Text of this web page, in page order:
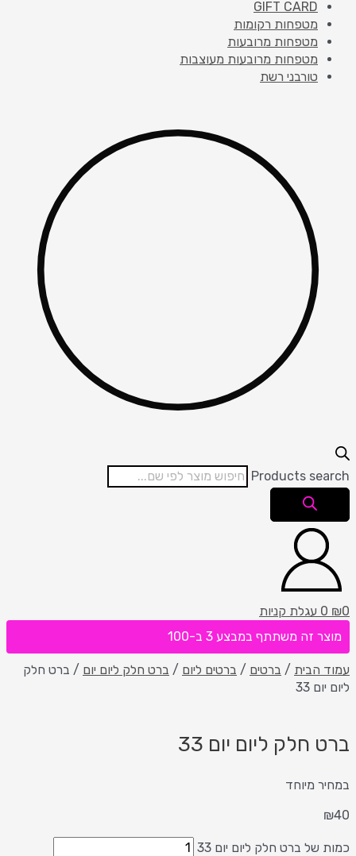
GIFT CARD
מטפחות רקומות
מטפחות מרובעות
מטפחות מרובעות מעוצבות
טורבני רשת
Products search
₪0
0 עגלת קניות
מוצר זה משתתף במבצע 3 ב-100
עמוד הבית / ברטים / ברטים ליום / ברט חלק ליום יום / ברט חלק
ליום יום 33
ברט חלק ליום יום 33
במחיר מיוחד
₪40
כמות של ברט חלק ליום יום 33